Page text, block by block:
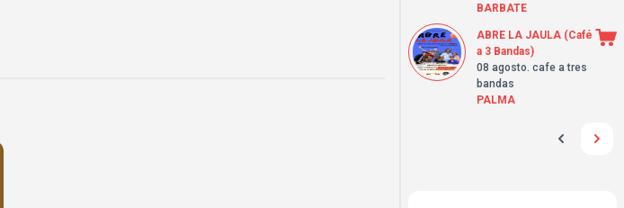
BARBATE
ABRE LA JAULA (Café
a 3 Bandas)
08 agosto. cafe a tres
bandas
PALMA